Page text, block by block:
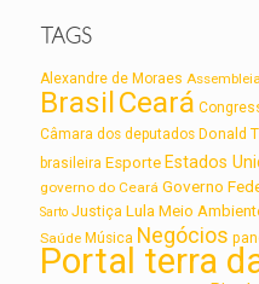
TAGS
Alexandre de Moraes
BrasilCeará
Câmara dos deputados Donald
brasileira Esporte Estados
governo do Ceará Governo
Sarto Justiça Lula Meio
Saúde Música Negócios
Portal terra